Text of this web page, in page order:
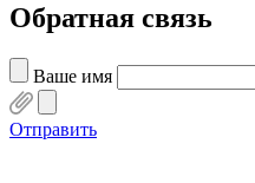
Обратная связь
Ваше имя
Отправить